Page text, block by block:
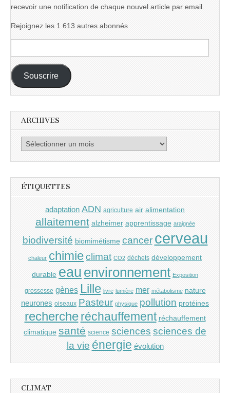
recevoir une notification de chaque nouvel article par email.
Rejoignez les 1 613 autres abonnés
e-
mail :
Souscrire
ARCHIVES
Archives
ÉTIQUETTES
adaptation ADN agriculture air alimentation
allaitement alzheimer apprentissage araignée
biodiversité biomimétisme cancer cerveau
chaleur chimieclimat CO2 déchets développement
durable eau environnement Exposition
grossesse gènes Lille livre lumière mer métabolisme nature
neurones oiseaux Pasteur physique pollution protéines
recherche réchauffement réchauffement
climatique santé science sciences sciences de
la vie énergie évolution
CLIMAT